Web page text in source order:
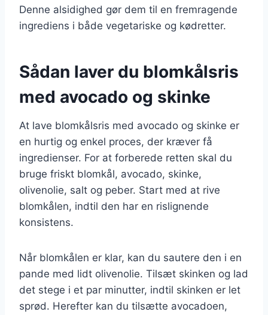
Denne alsidighed gør dem til en fremragende
ingrediens i både vegetariske og kødretter.
Sådan laver du blomkålsris
med avocado og skinke
At lave blomkålsris med avocado og skinke er
en hurtig og enkel proces, der kræver få
ingredienser. For at forberede retten skal du
bruge friskt blomkål, avocado, skinke,
olivenolie, salt og peber. Start med at rive
blomkålen, indtil den har en rislignende
konsistens.
Når blomkålen er klar, kan du sautere den i en
pande med lidt olivenolie. Tilsæt skinken og lad
det stege i et par minutter, indtil skinken er let
sprød. Herefter kan du tilsætte avocadoen,